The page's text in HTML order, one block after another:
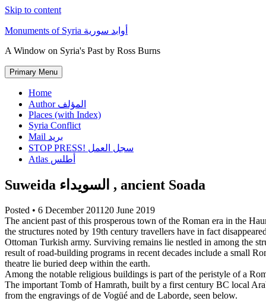
Skip to content
Monuments of Syria أوابد سورية
A Window on Syria's Past by Ross Burns
Primary Menu
Home
Author المؤلف
Places (with Index)
Syria Conflict
Mail بريد
STOP PRESS! سجل العمل
Atlas أطلس
Suweida السويداء , ancient Soada
Posted • 6 December 2011 20 June 2019
The ancient past of this prosperous town of the Roman era in the
the structures noted by 19th century travellers have in fact
Ottoman Turkish army. Surviving remains lie nestled in among the
result of road-building programs in recent decades include a small
theatre lie buried deep within the earth.
Among the notable religious buildings is part of the peristyle of a
The important Tomb of Hamrath, built by a first century BC local
from the engravings of de Vogüé and de Laborde, seen below.